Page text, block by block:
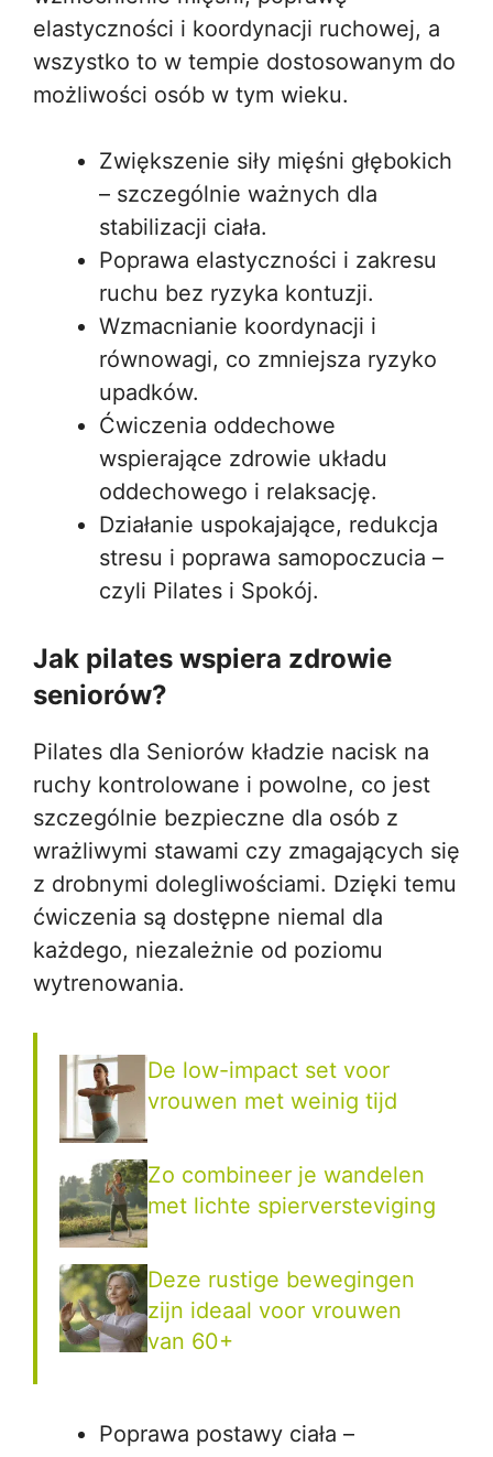
elastyczności i koordynacji ruchowej, a
wszystko to w tempie dostosowanym do
możliwości osób w tym wieku.
Zwiększenie siły mięśni głębokich
– szczególnie ważnych dla
stabilizacji ciała.
Poprawa elastyczności i zakresu
ruchu bez ryzyka kontuzji.
Wzmacnianie koordynacji i
równowagi, co zmniejsza ryzyko
upadków.
Ćwiczenia oddechowe
wspierające zdrowie układu
oddechowego i relaksację.
Działanie uspokajające, redukcja
stresu i poprawa samopoczucia –
czyli Pilates i Spokój.
Jak pilates wspiera zdrowie
seniorów?
Pilates dla Seniorów kładzie nacisk na
ruchy kontrolowane i powolne, co jest
szczególnie bezpieczne dla osób z
wrażliwymi stawami czy zmagających się
z drobnymi dolegliwościami. Dzięki temu
ćwiczenia są dostępne niemal dla
każdego, niezależnie od poziomu
wytrenowania.
De low-impact set voor
vrouwen met weinig tijd
Zo combineer je wandelen
met lichte spierversteviging
Deze rustige bewegingen
zijn ideaal voor vrouwen
van 60+
Poprawa postawy ciała –